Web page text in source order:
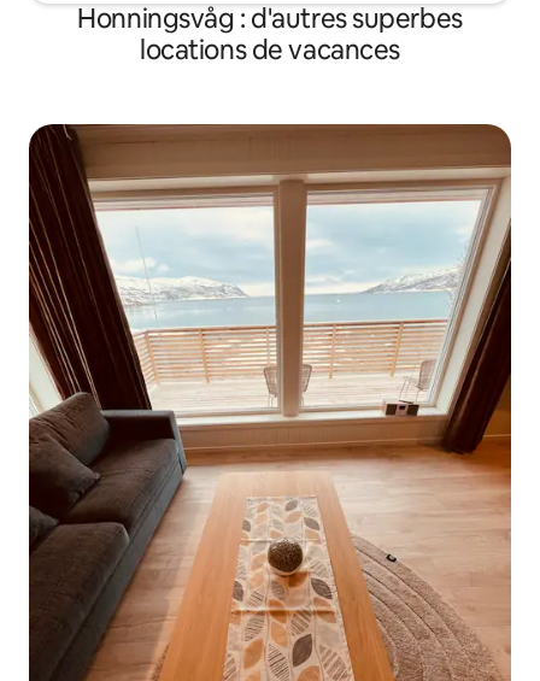
Honningsvåg : d'autres superbes
locations de vacances